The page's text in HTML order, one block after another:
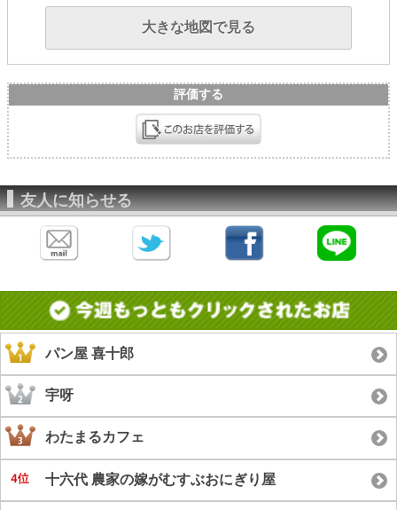
大きな地図で見る
評価する
友人に知らせる
パン屋 喜十郎
宇呀
わたまるカフェ
十六代 農家の嫁がむすぶおにぎり屋